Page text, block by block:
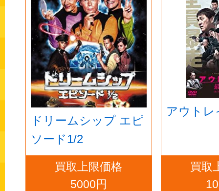
ドリームシップ エピ
ソード1/2
買取上限価格
5000円
アウトレ
買取